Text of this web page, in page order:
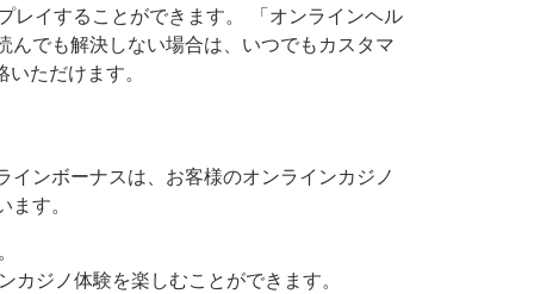
レイすることができます。 「オンラインヘル
でも解決しない場合は、いつでもカスタマ
ただけます。
ンボーナスは、お客様のオンラインカジノ
す。
ジノ体験を楽しむことができます。